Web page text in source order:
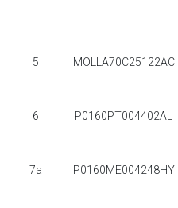
5 MOLLA70C25122AC
6 P0160PT004402AL
7a P0160ME004248HY